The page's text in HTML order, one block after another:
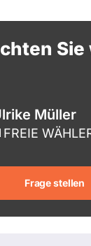
Sie
Müller
FREIE
Frage stellen